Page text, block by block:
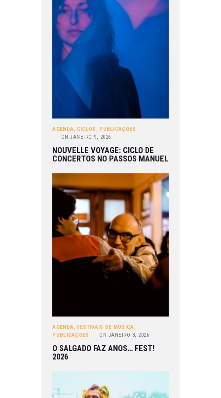
AGENDA, CICLOS , PUBLICAÇÕES
ON JANEIRO 9, 2026
NOUVELLE VOYAGE: CICLO DE
CONCERTOS NO PASSOS MANUEL
AGENDA, FESTIVAIS DE MÚSICA,
PUBLICAÇÕES
ON JANEIRO 8, 2026
O SALGADO FAZ ANOS… FEST!
2026